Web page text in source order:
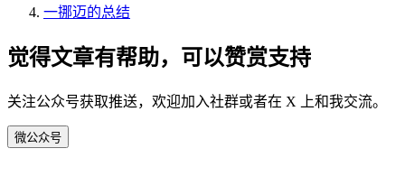
一挪迈的总结
觉得文章有帮助，可以赞赏支持
关注公众号获取推送，欢迎加入社群或者在 X 上和我交流。
微公众号